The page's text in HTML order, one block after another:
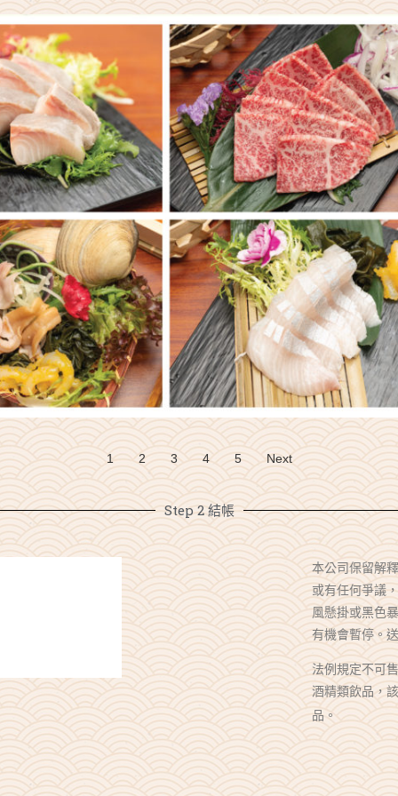
1 2 3 4 5 Next
Step 2 結帳
本公司保留解
或有任何爭議
風懸掛或黑色
有機會暫停。
法例規定不可
酒精類飲品，
品。